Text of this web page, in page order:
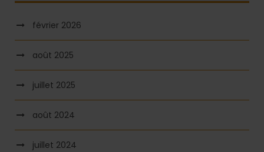
février 2026
août 2025
juillet 2025
août 2024
juillet 2024